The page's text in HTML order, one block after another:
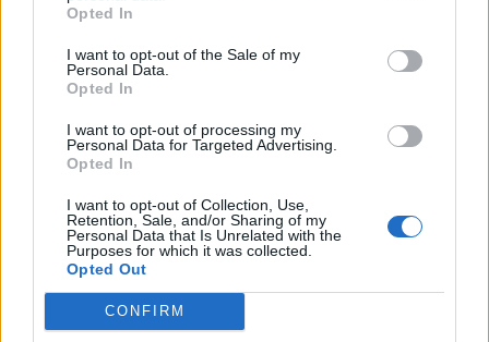
Opted In
I want to opt-out of the Sale of my
Personal Data.
Opted In
I want to opt-out of processing my
Personal Data for Targeted Advertising.
Opted In
I want to opt-out of Collection, Use,
Retention, Sale, and/or Sharing of my
Personal Data that Is Unrelated with the
Purposes for which it was collected.
Opted Out
CONFIRM
lakni_kell_valahol
2019. 10. 18. 13:56
Törölt hozzászólás
10876 10877 10878
TOPIK GAZDA
Hathor
4 5